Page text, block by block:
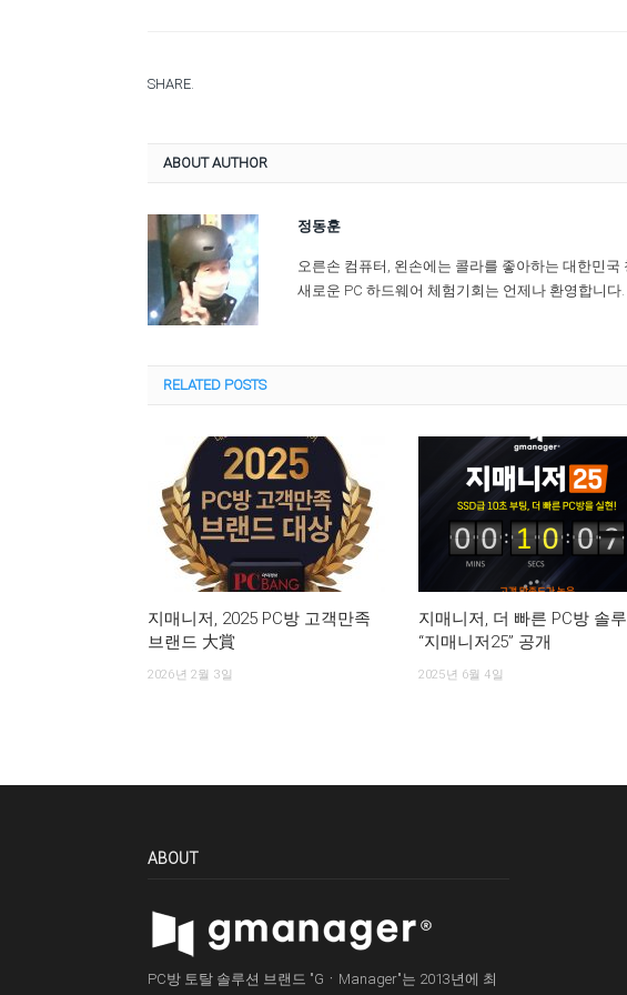
SHARE.
ABOUT AUTHOR
정동훈
오른손 컴퓨터, 왼손에는 콜라를 좋아하는 대한민국
새로운 PC 하드웨어 체험기회는 언제나 환영합니다.
RELATED POSTS
지매니저, 2025 PC방 고객만족
브랜드 大賞
2026년 2월 3일
지매니저, 더 빠른 PC방 솔
“지매니저25” 공개
2025년 6월 4일
ABOUT
PC방 토탈 솔루션 브랜드 "GㆍManager"는 2013년에 최